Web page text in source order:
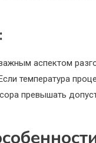
аспектом
температура
превышать